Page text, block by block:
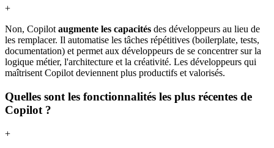
+
Non, Copilotaugmente les capacités des développeurs au lieu de
les remplacer. Il automatise les tâches répétitives (boilerplate, tests,
documentation) et permet aux développeurs de se concentrer sur la
logique métier, l'architecture et la créativité. Les développeurs qui
maîtrisent Copilot deviennent plus productifs et valorisés.
Quelles sont les fonctionnalités les plus récentes de
Copilot ?
+